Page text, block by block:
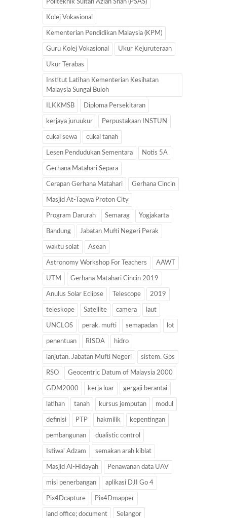
Politeknik Sultan Azlan Shah (PSAS)
Kolej Vokasional
Kementerian Pendidikan Malaysia (KPM)
Guru Kolej Vokasional Ukur Kejuruteraan
Ukur Terabas
Institut Latihan Kementerian Kesihatan
Malaysia Sungai Buloh
ILKKMSB Diploma Persekitaran
kerjaya juruukur Perpustakaan INSTUN
cukai sewa cukai tanah
Lesen Pendudukan Sementara Notis 5A
Gerhana Matahari Separa
Cerapan Gerhana Matahari Gerhana Cincin
Masjid At-Taqwa Proton City
Program Darurah Semarag Yogjakarta
Bandung Jabatan Mufti Negeri Perak
waktu solat Asean
Astronomy Workshop For Teachers AAWT
UTM Gerhana Matahari Cincin 2019
Anulus Solar Eclipse Telescope 2019
teleskope Satellite camera laut
UNCLOS perak. mufti semapadan lot
penentuan RISDA hidro
lanjutan. Jabatan Mufti Negeri sistem. Gps
RSO Geocentric Datum of Malaysia 2000
GDM2000 kerja luar gergaji berantai
latihan tanah kursus jemputan modul
definisi PTP hakmilik kepentingan
pembangunan dualistic control
Istiwa' Adzam semakan arah kiblat
Masjid Al-Hidayah Penawanan data UAV
misi penerbangan aplikasi DJI Go 4
Pix4Dcapture Pix4Dmapper
land office; document Selangor